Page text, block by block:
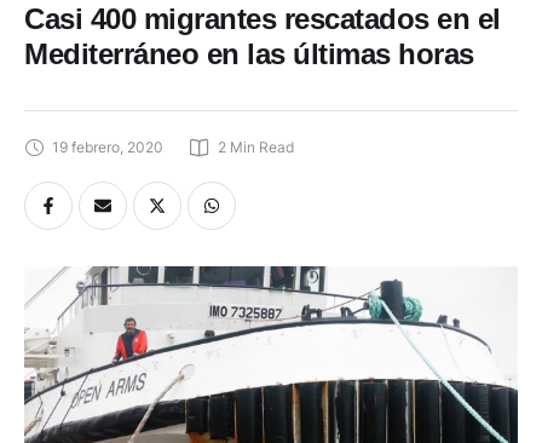
Casi 400 migrantes rescatados en el
Mediterráneo en las últimas horas
19 febrero, 2020 2 Min Read